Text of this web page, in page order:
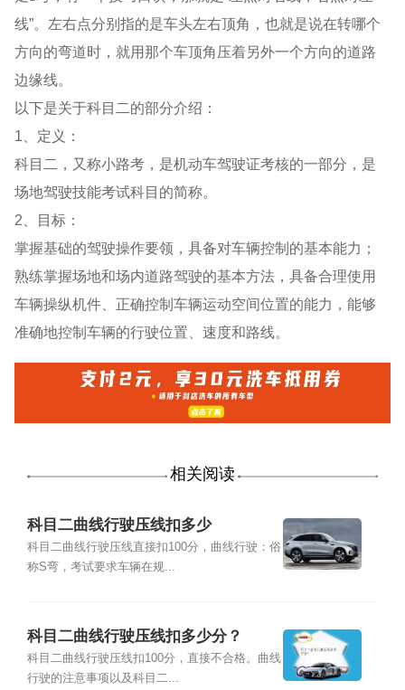
线”。左右点分别指的是车头左右顶角，也就是说在转哪个
方向的弯道时，就用那个车顶角压着另外一个方向的道路
边缘线。
以下是关于科目二的部分介绍：
1、定义：
科目二，又称小路考，是机动车驾驶证考核的一部分，是
场地驾驶技能考试科目的简称。
2、目标：
掌握基础的驾驶操作要领，具备对车辆控制的基本能力；
熟练掌握场地和场内道路驾驶的基本方法，具备合理使用
车辆操纵机件、正确控制车辆运动空间位置的能力，能够
准确地控制车辆的行驶位置、速度和路线。
相关阅读
科目二曲线行驶压线扣多少
科目二曲线行驶压线直接扣100分，曲线行驶：俗
称S弯，考试要求车辆在规...
科目二曲线行驶压线扣多少分？
科目二曲线行驶压线扣100分，直接不合格。曲线
行驶的注意事项以及科目二...